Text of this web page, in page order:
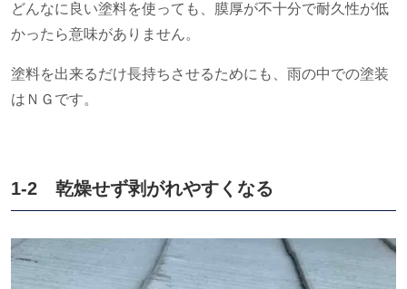
どんなに良い塗料を使っても、膜厚が不十分で耐久性が低
かったら意味がありません。
塗料を出来るだけ長持ちさせるためにも、雨の中での塗装
はＮＧです。
1-2 乾燥せず剥がれやすくなる